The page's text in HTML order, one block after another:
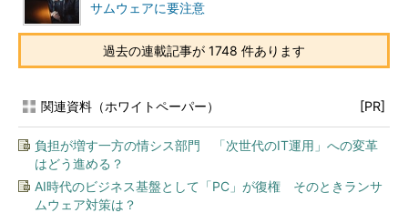
サムウェアに要注意
過去の連載記事が 1748 件あります
関連資料（ホワイトペーパー） [PR]
負担が増す一方の情シス部門 「次世代のIT運用」への変革
はどう進める？
AI時代のビジネス基盤として「PC」が復権 そのときランサ
ムウェア対策は？